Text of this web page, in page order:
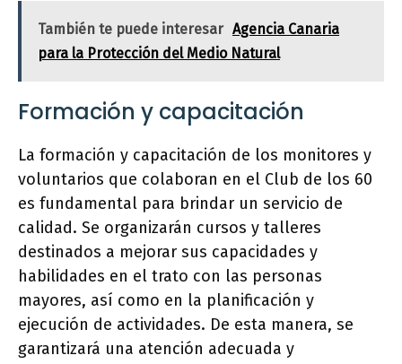
También te puede interesar Agencia Canaria
para la Protección del Medio Natural
Formación y capacitación
La formación y capacitación de los monitores y
voluntarios que colaboran en el Club de los 60
es fundamental para brindar un servicio de
calidad. Se organizarán cursos y talleres
destinados a mejorar sus capacidades y
habilidades en el trato con las personas
mayores, así como en la planificación y
ejecución de actividades. De esta manera, se
garantizará una atención adecuada y